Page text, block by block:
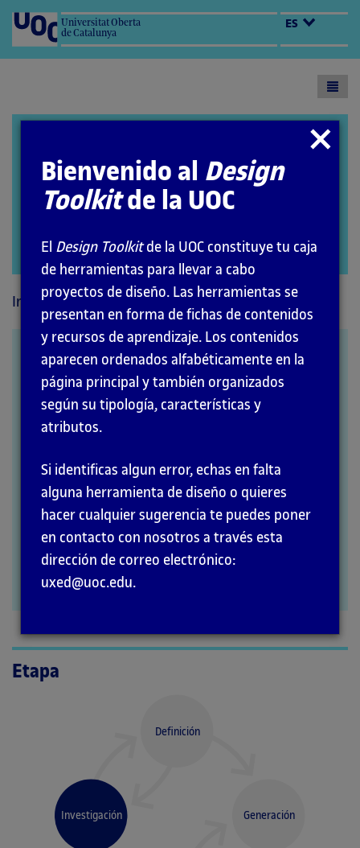
Universitat Oberta
de Catalunya
ES
Abrir
Inicio Métodos
Entrevista
MÉTODOS
Etapa
Investigación
Definición
Generación
Cerrar
modal
Bienvenido al Design
Toolkitde la UOC
El Design Toolkitde la UOC constituye tu caja
de herramientas para llevar a cabo
proyectos de diseño. Las herramientas se
presentan en forma de fichas de contenidos
y recursos de aprendizaje. Los contenidos
aparecen ordenados alfabéticamente en la
página principal y también organizados
según su tipología, características y
atributos.
Si identificas algun error, echas en falta
alguna herramienta de diseño o quieres
hacer cualquier sugerencia te puedes poner
en contacto con nosotros a través esta
dirección de correo electrónico:
uxed@uoc.edu.